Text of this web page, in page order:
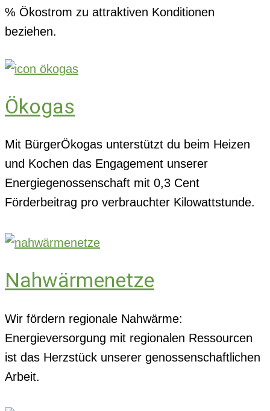
% Ökostrom zu attraktiven Konditionen
beziehen.
Ökogas
Mit BürgerÖkogas unterstützt du beim Heizen
und Kochen das Engagement unserer
Energiegenossenschaft mit 0,3 Cent
Förderbeitrag pro verbrauchter Kilowattstunde.
Nahwärmenetze
Wir fördern regionale Nahwärme:
Energieversorgung mit regionalen Ressourcen
ist das Herzstück unserer genossenschaftlichen
Arbeit.